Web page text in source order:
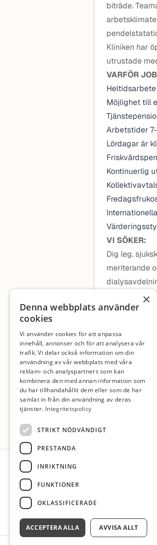
biträde.
Kliniken har
utrustade
VARFÖR
Möjlighet till
Arbetstider 7-
Lördagar är
Kontinuerlig
VI SÖKER:
Dig leg.
meriterande
dialys. Stor
Tillträde för
Alla
utefter
inte har
har även
Sidfot
×
Denna webbplats använder
cookies
Vi använder cookies för att anpassa
innehåll, annonser och för att analysera vår
trafik. Vi delar också information om din
användning av vår webbplats med våra
reklam- och analyspartners som kan
kombinera den med annan information som
du har tillhandahållit dem eller som de har
samlat in från din användning av deras
tjänster. Integritetspolicy
STRIKT NÖDVÄNDIGT
PRESTANDA
INRIKTNING
FUNKTIONER
OKLASSIFICERADE
ACCEPTERA ALLA AVVISA ALLT